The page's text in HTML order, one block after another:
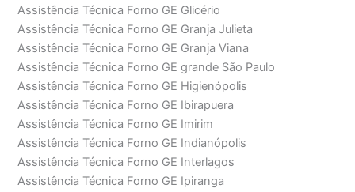
Assistência Técnica Forno GE Glicério
Assistência Técnica Forno GE Granja Julieta
Assistência Técnica Forno GE Granja Viana
Assistência Técnica Forno GE grande São Paulo
Assistência Técnica Forno GE Higienópolis
Assistência Técnica Forno GE Ibirapuera
Assistência Técnica Forno GE Imirim
Assistência Técnica Forno GE Indianópolis
Assistência Técnica Forno GE Interlagos
Assistência Técnica Forno GE Ipiranga